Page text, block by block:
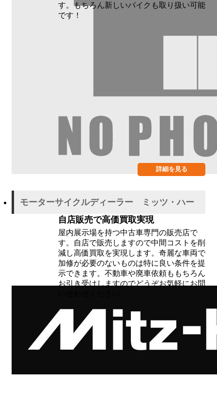
す。もちろん新しいバイクも取り扱い可能
です！
詳細を見る
モーターサイクルディーラー ミッツ・ハー
自店販売で高価買取実現
屋内展示場を持つ中古車専門の販売店で
す。自店で販売しますので中間コストを削
減し高価買取を実現します。奇麗な車両で
加修が必要のないものは特に良い条件を提
示できます。不動車や廃車依頼ももちろん
お引き受けしますのでどうぞお気軽にお問